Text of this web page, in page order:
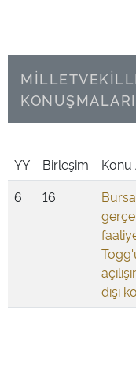
KONUŞMALARI
YY Birleşim Konu
6
16
dışı